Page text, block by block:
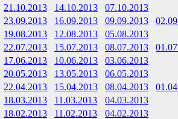
21.10.2013 14.10.2013
07.10.2013
23.09.2013 16.09.2013 09.09.2013
19.08.2013 12.08.2013
05.08.2013
22.07.2013 15.07.2013 08.07.2013
17.06.2013 10.06.2013
03.06.2013
20.05.2013 13.05.2013
06.05.2013
22.04.2013 15.04.2013 08.04.2013
18.03.2013 11.03.2013
04.03.2013
18.02.2013 11.02.2013
04.02.2013